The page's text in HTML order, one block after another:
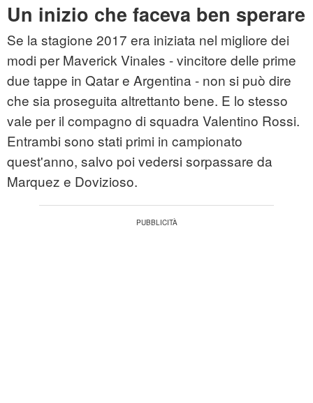
Un inizio che faceva ben sperare
Se la stagione 2017 era iniziata nel migliore dei
modi per Maverick Vinales - vincitore delle prime
due tappe in Qatar e Argentina - non si può dire
che sia proseguita altrettanto bene. E lo stesso
vale per il compagno di squadra Valentino Rossi.
Entrambi sono stati primi in campionato
quest'anno, salvo poi vedersi sorpassare da
Marquez e Dovizioso.